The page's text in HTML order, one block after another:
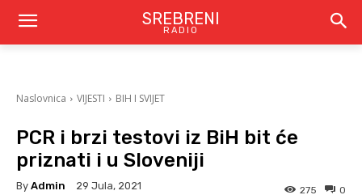
SREBRENI
RADIO
Naslovnica VIJESTI BIH I SVIJET
PCR i brzi testovi iz BiH bit će
priznati i u Sloveniji
By Admin 29 Jula, 2021 0
275